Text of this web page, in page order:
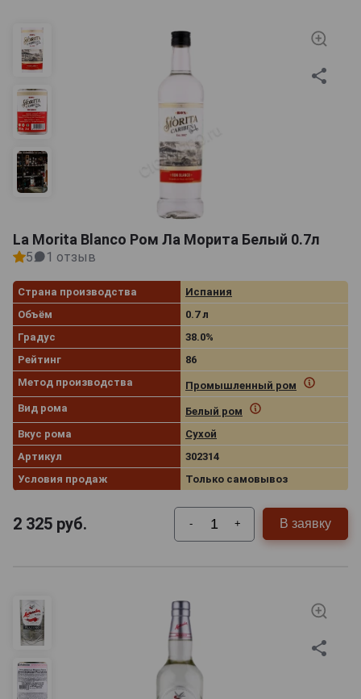
La Morita Blanco Ром Ла Морита Белый 0.7л
5 1 отзыв
Страна производства
Испания
Объём
0.7 л
Градус
38.0%
Рейтинг
86
Метод производства
Промышленный ром
Вид рома
Белый ром
Вкус рома
Сухой
Артикул
302314
Условия продаж
Только самовывоз
2 325 руб. - + В заявку